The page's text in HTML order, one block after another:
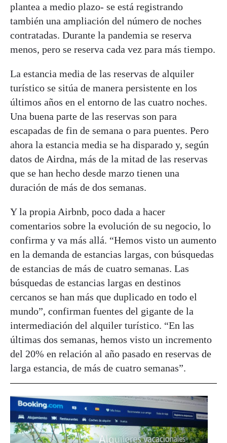
plantea a medio plazo- se está registrando
también una ampliación del número de noches
contratadas. Durante la pandemia se reserva
menos, pero se reserva cada vez para más tiempo.
La estancia media de las reservas de alquiler
turístico se sitúa de manera persistente en los
últimos años en el entorno de las cuatro noches.
Una buena parte de las reservas son para
escapadas de fin de semana o para puentes. Pero
ahora la estancia media se ha disparado y, según
datos de Airdna, más de la mitad de las reservas
que se han hecho desde marzo tienen una
duración de más de dos semanas.
Y la propia Airbnb, poco dada a hacer
comentarios sobre la evolución de su negocio, lo
confirma y va más allá. “Hemos visto un aumento
en la demanda de estancias largas, con búsquedas
de estancias de más de cuatro semanas. Las
búsquedas de estancias largas en destinos
cercanos se han más que duplicado en todo el
mundo”, confirman fuentes del gigante de la
intermediación del alquiler turístico. “En las
últimas dos semanas, hemos visto un incremento
del 20% en relación al año pasado en reservas de
larga estancia, de más de cuatro semanas”.